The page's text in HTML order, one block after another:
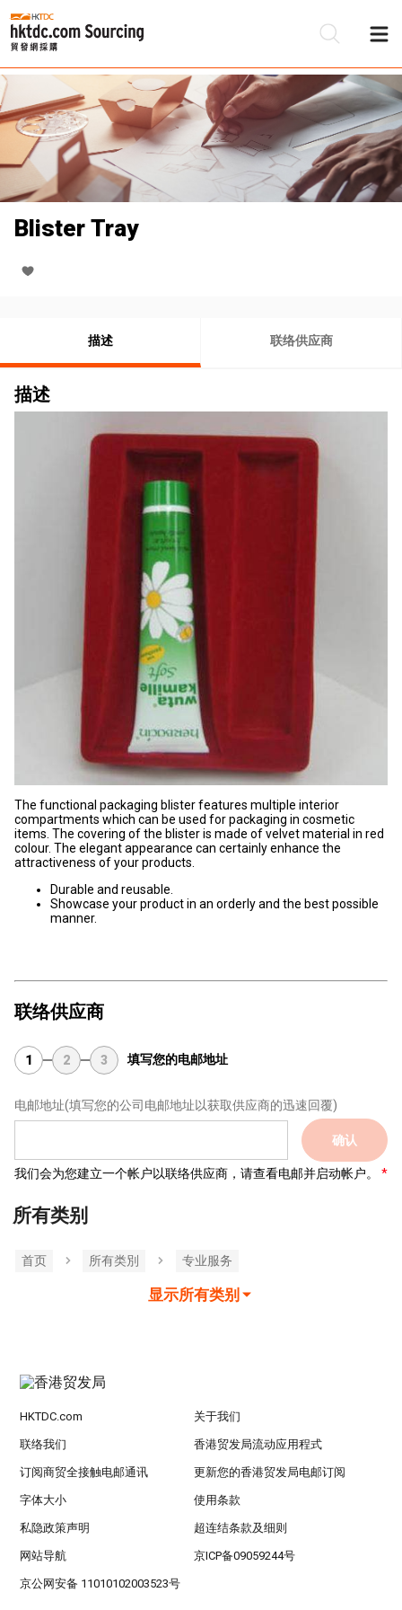
Blister Tray
描述 联络供应商
描述
The functional packaging blister features multiple interior
compartments which can be used for packaging in cosmetic
items. The covering of the blister is made of velvet material in red
colour. The elegant appearance can certainly enhance the
attractiveness of your products.
Durable and reusable.
Showcase your product in an orderly and the best possible
manner.
联络供应商
1 2 3 填写您的电邮地址
电邮地址(填写您的公司电邮地址以获取供应商的迅速回覆)
确认
我们会为您建立一个帐户以联络供应商，请查看电邮并启动帐户。
所有类别
首页 所有类別 专业服务
显示所有类别
HKTDC.com 关于我们
联络我们 香港贸发局流动应用程式
订阅商贸全接触电邮通讯 更新您的香港贸发局电邮订阅
字体大小 使用条款
私隐政策声明 超连结条款及细则
网站导航 京ICP备09059244号
京公网安备 11010102003523号